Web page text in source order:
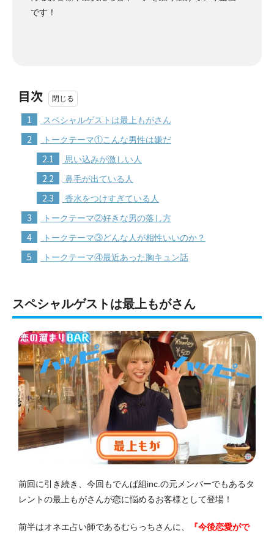
です！
目次
1 スペシャルゲストは最上もがさん
2 トークテーマ①こんな男性は嫌だ
2.1 思い込みが激しい人
2.2 鼻毛が出ている人
2.3 香水をつけすぎている人
3 トークテーマ②好きな男の落し方
4 トークテーマ③どんな人が相性いいのか？
5 トークテーマ④最近あった胸キュン話
スペシャルゲストは最上もがさん
前回に引き続き、今回もでんぱ組inc.の元メンバーでもあるタ
レントの最上もがさんが恋に悩めるお客様として登場！
前半はオネエ占い師であるむらっちさんに、
『今後恋愛がで